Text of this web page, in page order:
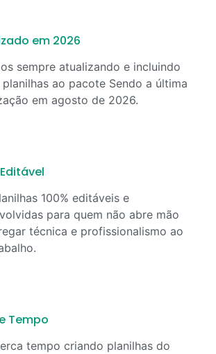
em 2026
sempre atualizando e incluindo
planilhas ao pacote Sendo a última
em agosto de 2026.
100% editáveis e
para quem não abre mão
técnica e profissionalismo ao
Tempo
tempo criando planilhas do